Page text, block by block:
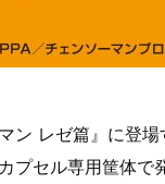
ン レゼ篇』に登
プセル専用筐体